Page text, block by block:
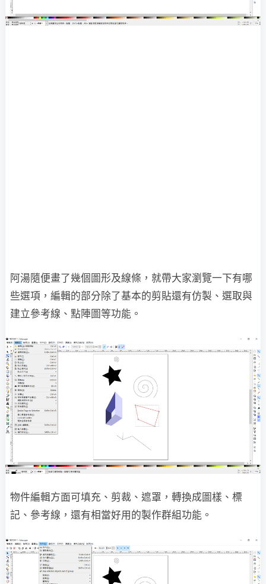
阿湯隨便畫了幾個圖形及線條，就帶大家瀏覽一下有哪
些選項，編輯的部分除了基本的剪貼還有仿製、選取與
建立參考線、點陣圖等功能。
物件編輯方面可填充、剪裁、遮罩，轉換成圖樣、標
記、參考線，還有相當好用的製作群組功能。